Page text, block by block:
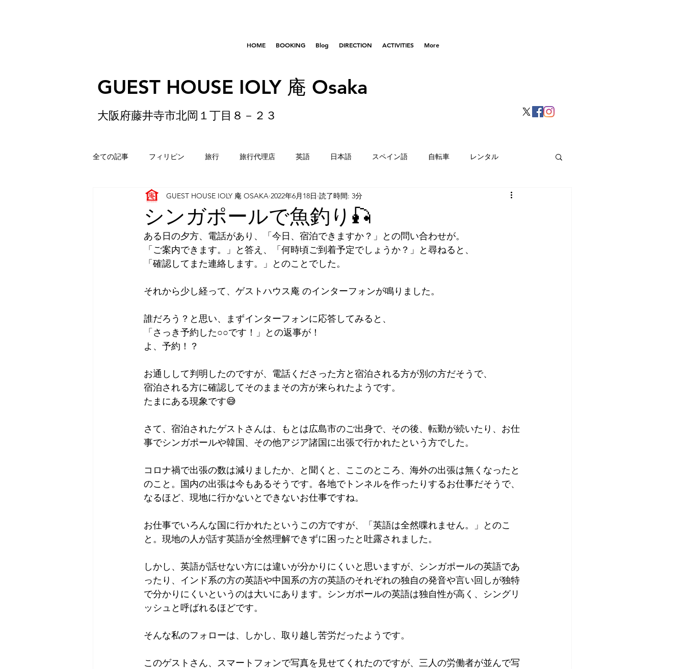
HOME BOOKING Blog DIRECTION ACTIVITIES More
GUEST HOUSE IOLY 庵 Osaka
大阪府藤井寺市北岡１丁目８－２３
全ての記事 フィリピン 旅行 旅行代理店 英語 日本語 スペイン語 自転車 レンタル
ゲストハウス 松原 香港 はびきのコロセアム 東京 Hong Kong
Yokohama 古市古墳群 鼓いちじくソース 恵我ノ荘駅 サンドイッチ アプリコット
シンガポールで魚釣り🎣
GUEST HOUSE IOLY 庵 OSAKA 2022年6月18日 読了時間: 3分
ある日の夕方、電話があり、「今日、宿泊できますか？」との問い合わせが。
「ご案内できます。」と答え、「何時頃ご到着予定でしょうか？」と尋ねると、
「確認してまた連絡します。」とのことでした。
それから少し経って、ゲストハウス庵 のインターフォンが鳴りました。
誰だろう？と思い、まずインターフォンに応答してみると、
「さっき予約した○○です！」との返事が！
よ、予約！？
お通しして判明したのですが、電話くださった方と宿泊される方が別の方だそうで、
宿泊される方に確認してそのままその方が来られたようです。
たまにある現象です😅
さて、宿泊されたゲストさんは、もとは広島市のご出身で、その後、転勤が続いたり、お仕
事でシンガポールや韓国、その他アジア諸国に出張で行かれたという方でした。
コロナ禍で出張の数は減りましたか、と聞くと、ここのところ、海外の出張は無くなったと
のこと。国内の出張は今もあるそうです。各地でトンネルを作ったりするお仕事だそうで、
なるほど、現地に行かないとできないお仕事ですね。
お仕事でいろんな国に行かれたというこの方ですが、「英語は全然喋れません。」とのこ
と。現地の人が話す英語が全然理解できずに困ったと吐露されました。
しかし、英語が話せない方には違いが分かりにくいと思いますが、シンガポールの英語であ
ったり、インド系の方の英語や中国系の方の英語のそれぞれの独自の発音や言い回しが独特
で分かりにくいというのは大いにあります。シンガポールの英語は独自性が高く、シングリ
ッシュと呼ばれるほどです。
そんな私のフォローは、しかし、取り越し苦労だったようです。
このゲストさん、スマートフォンで写真を見せてくれたのですが、三人の労働者が並んで写